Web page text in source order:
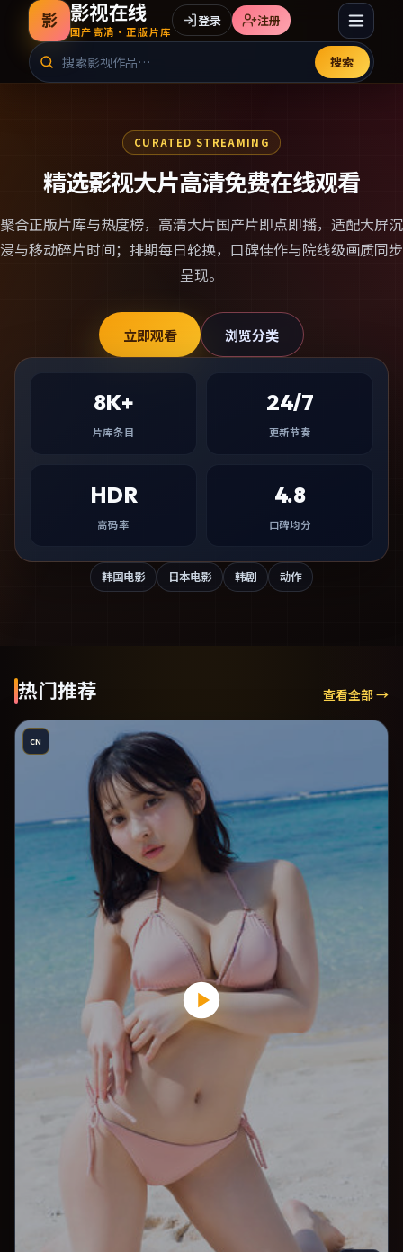
影 影视在线
国产高清·正版片库
搜索
登录 注册
CURATED STREAMING
精选影视大片高清免费在线观看
聚合正版片库与热度榜， 高清大片国产片即点即播，适配大屏沉
浸与移动碎片时间；排期每日轮换，口碑佳作与院线级画质同步
呈现。
立即观看 浏览分类
8K+
片库条目
24/7
更新节奏
HDR
高码率
4.8
口碑均分
韩国电影 日本电影 韩剧 动作
热门推荐 查看全部 →
CN